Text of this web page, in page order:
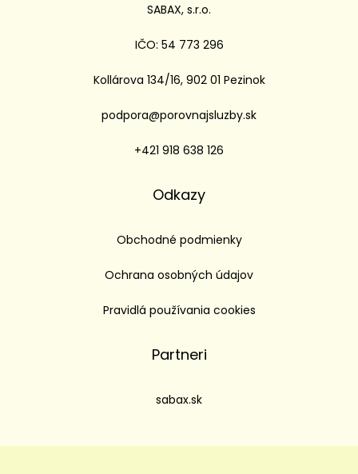
SABAX, s.r.o.
IČO: 54 773 296
Kollárova 134/16, 902 01 Pezinok
podpora@porovnajsluzby.sk
+421 918 638 126
Odkazy
Obchodné podmienky
Ochrana osobných údajov
Pravidlá používania cookies
Partneri
sabax.sk